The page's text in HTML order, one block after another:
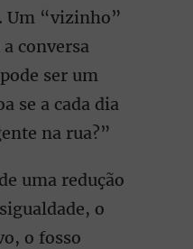
Um “vizinho”
conversa
ser um
se a cada dia
na rua?”
uma redução
o
o fosso